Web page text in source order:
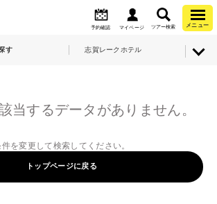
予約確認 マイページ ツアー検索 メニュー
す 志賀レークホテル
当するデータがありません。
件を変更して検索してください。
トップページに戻る